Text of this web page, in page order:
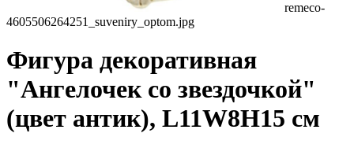
remeco-
4605506264251_suveniry_optom.jpg
Фигура декоративная
"Ангелочек со звездочкой"
(цвет антик), L11W8H15 cм